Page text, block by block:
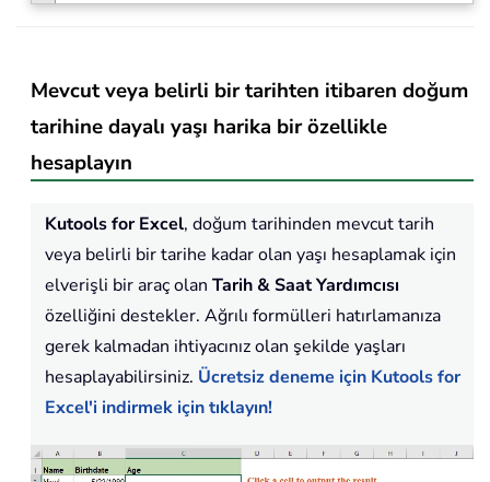
Mevcut veya belirli bir tarihten itibaren doğum
tarihine dayalı yaşı harika bir özellikle
hesaplayın
Kutools for Excel, doğum tarihinden mevcut tarih
veya belirli bir tarihe kadar olan yaşı hesaplamak için
elverişli bir araç olan Tarih & Saat Yardımcısı
özelliğini destekler. Ağrılı formülleri hatırlamanıza
gerek kalmadan ihtiyacınız olan şekilde yaşları
hesaplayabilirsiniz. Ücretsiz deneme için Kutools for
Excel'i indirmek için tıklayın!